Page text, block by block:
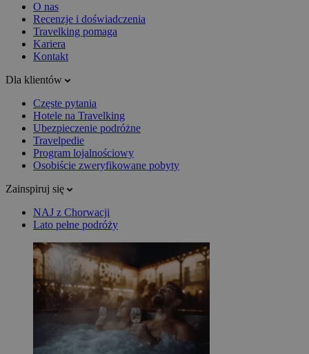
O nas
Recenzje i doświadczenia
Travelking pomaga
Kariera
Kontakt
Dla klientów
Częste pytania
Hotele na Travelking
Ubezpieczenie podróżne
Travelpedie
Program lojalnościowy
Osobiście zweryfikowane pobyty
Zainspiruj się
NAJ z Chorwacji
Lato pełne podróży